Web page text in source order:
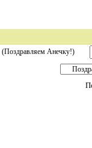
(Поздравляем Анечку!)